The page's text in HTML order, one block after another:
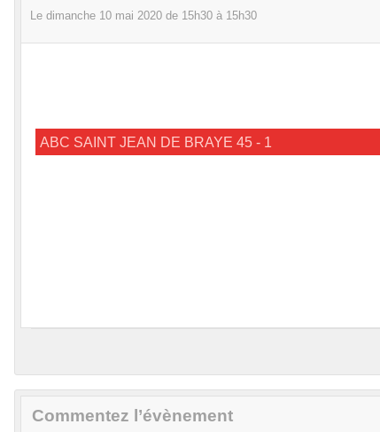
Le dimanche 10 mai 2020 de 15h30 à 15h30
ABC SAINT JEAN DE BRAYE 45 - 1
Commentez l’évènement